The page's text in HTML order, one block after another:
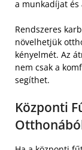
a munkadíjat és
Rendszeres
növelhetjük
kényelmét. Az
nem csak a
segíthet.
Központi